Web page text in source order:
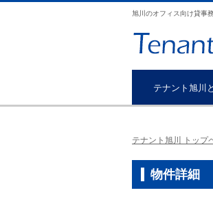
旭川のオフィス向け貸事
テナント旭川
テナント旭川 トップ
物件詳細